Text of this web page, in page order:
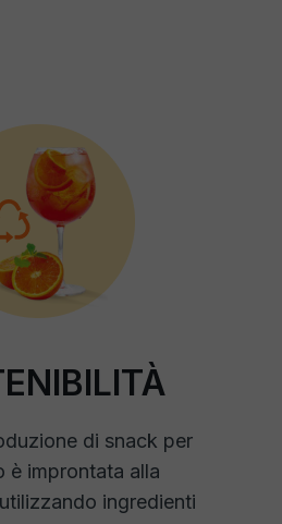
di snack per
è improntata alla
ingredienti